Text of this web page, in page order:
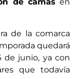
de la comarca
quedará
de junio, ya con
que todavía